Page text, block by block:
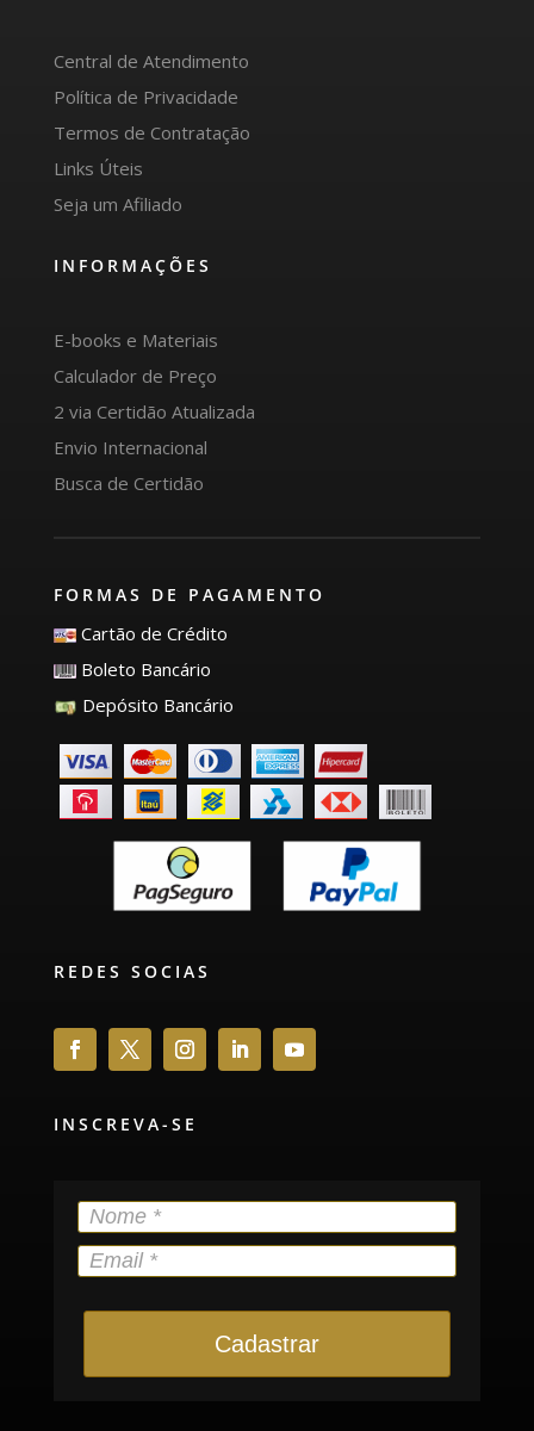
Central de Atendimento
Política de Privacidade
Termos de Contratação
Links Úteis
Seja um Afiliado
INFORMAÇÕES
E-books e Materiais
Calculador de Preço
2 via Certidão Atualizada
Envio Internacional
Busca de Certidão
FORMAS DE PAGAMENTO
Cartão de Crédito
Boleto Bancário
Depósito Bancário
REDES SOCIAS
INSCREVA-SE
Cadastrar